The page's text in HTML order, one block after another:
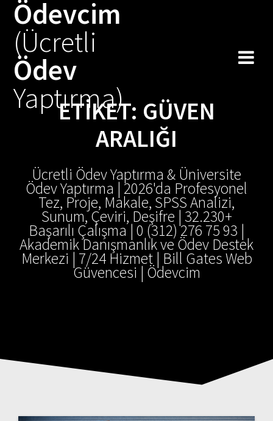
Ödevcim
(Ücretli
Ödev
Yaptırma)
ETIKET: GÜVEN
ARALIĞI
Ücretli Ödev Yaptırma & Üniversite
Ödev Yaptırma | 2026'da Profesyonel
Tez, Proje, Makale, SPSS Analizi,
Sunum, Çeviri, Deşifre | 32.230+
Başarılı Çalışma | 0 (312) 276 75 93 |
Akademik Danışmanlık ve Ödev Destek
Merkezi | 7/24 Hizmet | Bill Gates Web
Güvencesi | Ödevcim